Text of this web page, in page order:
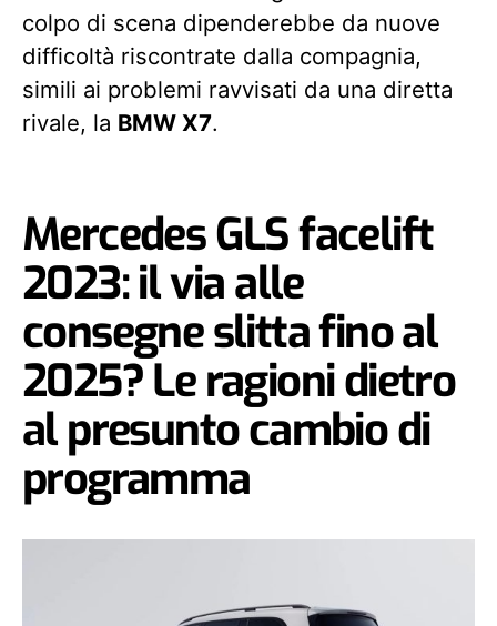
colpo di scena dipenderebbe da nuove
difficoltà riscontrate dalla compagnia,
simili ai problemi ravvisati da una diretta
rivale, la BMW X7.
Mercedes GLS facelift
2023: il via alle
consegne slitta fino al
2025? Le ragioni dietro
al presunto cambio di
programma